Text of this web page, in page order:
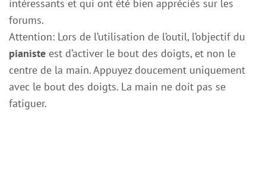
intéressants et qui ont été bien appréciés sur les
forums.
Attention: Lors de l’utilisation de l’outil, l’objectif du
pianiste est d’activer le bout des doigts, et non le
centre de la main. Appuyez doucement uniquement
avec le bout des doigts. La main ne doit pas se
fatiguer.